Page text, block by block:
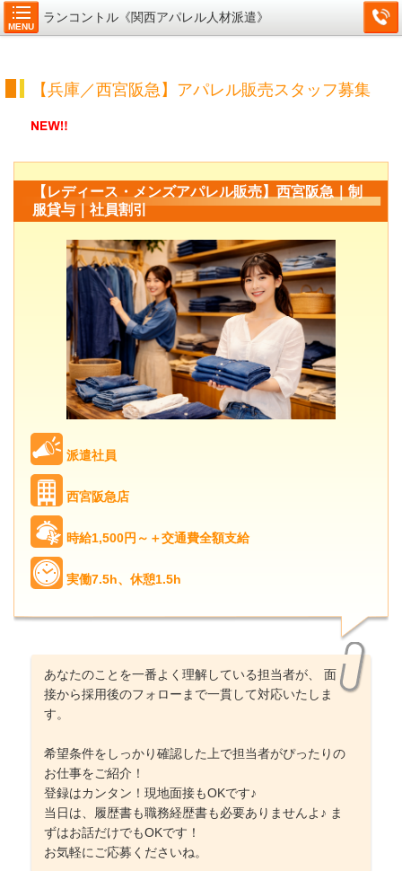
MENU
ランコントル《関西アパレル人材派遣》
【兵庫／西宮阪急】アパレル販売スタッフ募集
【レディース・メンズアパレル販売】西宮阪急｜制
服貸与｜社員割引
派遣社員
西宮阪急店
時給1,500円～＋交通費全額支給
実働7.5h、休憩1.5h
あなたのことを一番よく理解している担当者が、 面
接から採用後のフォローまで一貫して対応いたしま
す。
希望条件をしっかり確認した上で担当者がぴったりの
お仕事をご紹介！
登録はカンタン！現地面接もOKです♪
当日は、履歴書も職務経歴書も必要ありませんよ♪ ま
ずはお話だけでもOKです！
お気軽にご応募くださいね。